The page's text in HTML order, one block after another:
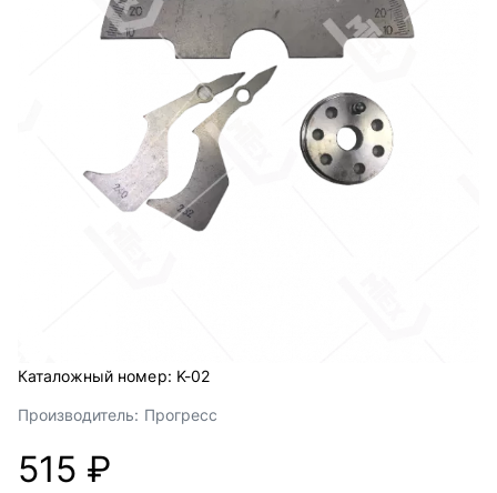
Каталожный номер: K-02
Производитель: Прогресс
515 ₽